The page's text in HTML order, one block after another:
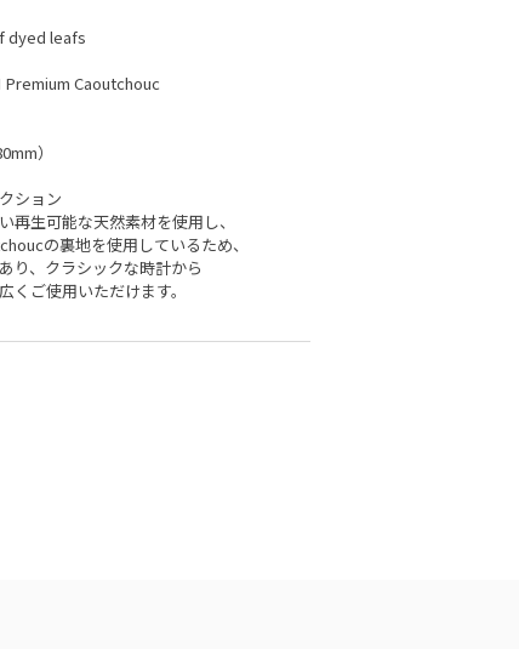
dyed leafs
Caoutchouc
）
ション
再生可能な天然素材を使用し、
の裏地を使用しているため、
り、クラシックな時計から
くご使用いただけます。